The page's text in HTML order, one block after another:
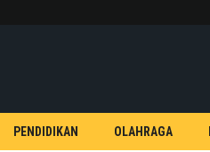
PENDIDIKAN OLAHRAGA